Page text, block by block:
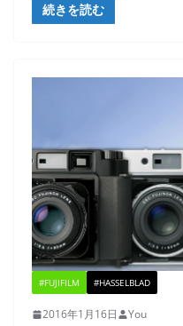
続きを読む
#FUJIFILM #HASSELBLAD
2016年1月16日 You